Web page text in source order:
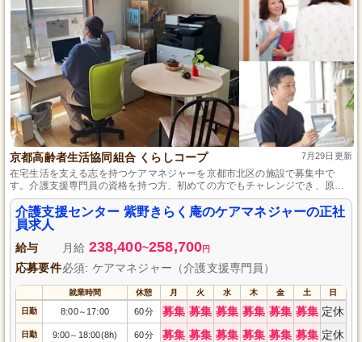
京都高齢者生活協同組合 くらしコープ 7月29日更新
在宅生活を支える志を持つケアマネジャーを京都市北区の施設で募集中で
す。介護支援専門員の資格を持つ方、初めての方でもチャレンジでき、原動
機付自転車免許があれば尚歓迎します。年間休日120日以上と充実した休み
で、プライベートも大切にしながら、地域密着で人々の暮らしを支えるやり
がいを感じていただけます。
介護支援センター 紫野きらく庵のケアマネジャーの正社
員求人
給与 月給 238,400~258,700円
応募要件必須: ケアマネジャー（介護支援専門員）
就業時間 休憩 月 火 水 木 金 土 日
日勤 8:00～ 17:00 60分 募集 募集 募集 募集 募集 募集 定休
日勤 9:00～ 18:00(8h) 60分 募集 募集 募集 募集 募集 募集 定休